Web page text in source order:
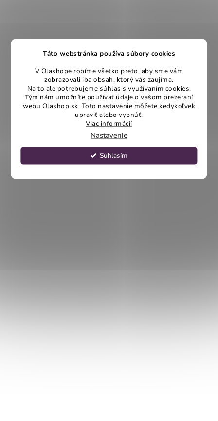
Táto webstránka používa súbory cookies
V Olashope robíme všetko preto, aby sme vám
zobrazovali iba obsah, ktorý vás zaujíma.
Na to ale potrebujeme súhlas s využívaním cookies.
Tým nám umožníte používať údaje o vašom prezeraní
webu Olashop.sk. Toto nastavenie môžete kedykoľvek
upraviť alebo vypnúť.
Viac informácií
Nastavenie
Súhlasím